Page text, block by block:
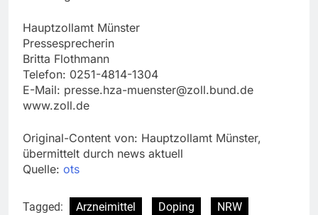
Hauptzollamt Münster
Pressesprecherin
Britta Flothmann
Telefon: 0251-4814-1304
E-Mail: presse.hza-muenster@zoll.bund.de
www.zoll.de
Original-Content von: Hauptzollamt Münster,
übermittelt durch news aktuell
Quelle: ots
Tagged: Arzneimittel Doping
NRW